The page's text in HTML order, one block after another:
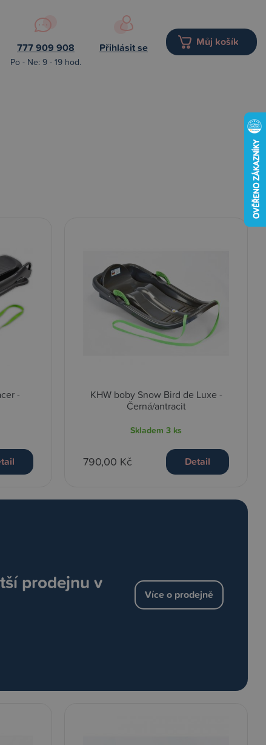
777 909 908
Po - Ne: 9 - 19 hod.
Přihlásit se Můj košík
prodejnu v
Více o prodejně
-
KHW boby Snow Bird de Luxe -
Černá/antracit
Skladem3 ks
790,00 Kč Detail